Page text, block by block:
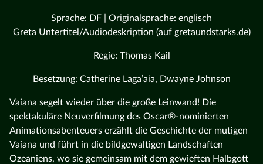
Sprache: DF | Originalsprache: englisch
Greta Untertitel/Audiodeskription (auf gretaundstarks.de)
Regie: Thomas Kail
Besetzung: Catherine Laga’aia, Dwayne Johnson
Vaiana segelt wieder über die große Leinwand! Die
spektakuläre Neuverfilmung des Oscar®-nominierten
Animationsabenteuers erzählt die Geschichte der mutigen
Vaiana und führt in die bildgewaltigen Landschaften
Ozeaniens, wo sie gemeinsam mit dem gewieften Halbgott